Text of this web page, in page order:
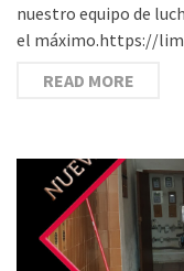
nuestro equipo de
el máximo.https://
READ MORE